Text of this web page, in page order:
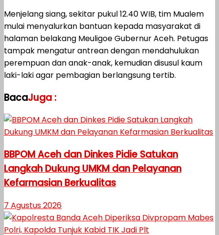
Menjelang siang, sekitar pukul 12.40 WIB, tim Mualem
mulai menyalurkan bantuan kepada masyarakat di
halaman belakang Meuligoe Gubernur Aceh. Petugas
tampak mengatur antrean dengan mendahulukan
perempuan dan anak-anak, kemudian disusul kaum
laki-laki agar pembagian berlangsung tertib.
BacaJuga :
BBPOM Aceh dan Dinkes Pidie Satukan
Langkah Dukung UMKM dan Pelayanan
Kefarmasian Berkualitas
7 Agustus 2026